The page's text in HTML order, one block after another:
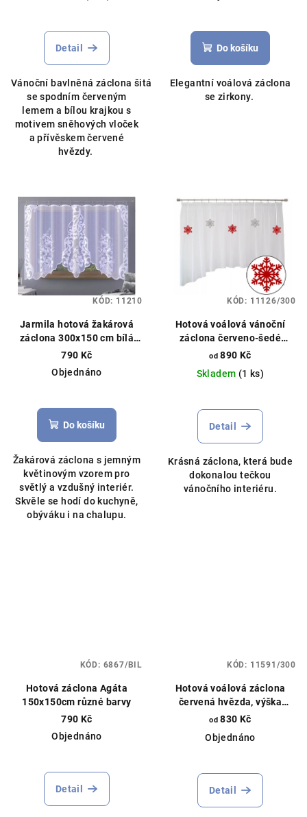
Detail
Vánoční bavlněná záclona šitá
se spodním červeným
lemem a bílou krajkou s
motivem sněhových vloček
a přívěskem červené
hvězdy.
Do košíku
Elegantní voálová záclona
se zirkony.
Jarmila hotová žakárová
záclona 300x150 cm bílá
Hotová záclona, květinový
vzor
790 Kč
Objednáno
Do košíku
Žakárová záclona s jemným
květinovým vzorem pro
světlý a vzdušný interiér.
Skvěle se hodí do kuchyně,
obýváku i na chalupu.
KÓD: 11210
Hotová voálová vánoční
záclona červeno-šedé
vločky, výška 145cm, různé
od 890 Kč
Skladem (1 ks)
Detail
Krásná záclona, která bude
dokonalou tečkou
vánočního interiéru.
KÓD: 11126/300
Hotová záclona Agáta
150x150cm různé barvy
790 Kč
Objednáno
Detail
KÓD: 6867/BIL
Hotová voálová záclona
červená hvězda, výška
145cm, různé rozměry, bílá
od 830 Kč
Objednáno
hodnocení
produktu
Detail
KÓD: 11591/300